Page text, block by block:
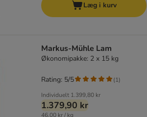
Læg i kurv
Markus-Mühle Lam
Økonomipakke: 2 x 15 kg
Individuelt 1.399,80 kr
1.379,90 kr
46,00 kr / kg
Rating: 5/5 (1)